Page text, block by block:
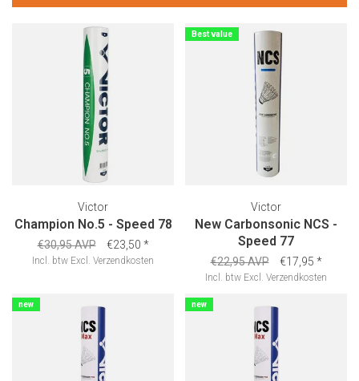
Victor
Champion No.5 - Speed 78
€30,95 AVP €23,50 *
Incl. btw Excl. Verzendkosten
Best value
Victor
New Carbonsonic NCS -
Speed 77
€22,95 AVP €17,95 *
Incl. btw Excl. Verzendkosten
new new